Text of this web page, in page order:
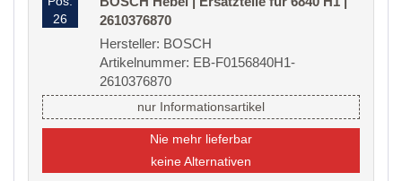
26
2610376870
Hersteller: BOSCH
Artikelnummer: EB-F0156840H1-
2610376870
nur Informationsartikel
Nie mehr lieferbar
keine Alternativen